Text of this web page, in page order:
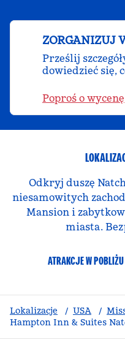
ZORGANIZUJ
Prześlij
dowiedzieć się,
Poproś o wycenę
Odkryj duszę
niesamowitych
Mansion i
miasta.
ATRAKCJE W POBLIŻU
Lokalizacje / USA /
Hampton Inn & Suites